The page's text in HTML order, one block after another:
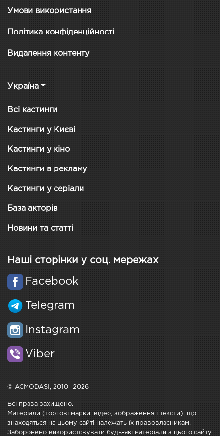
Умови використання
Політика конфіденційності
Видалення контенту
Україна
Всі кастинги
Кастинги у Києві
Кастинги у кіно
Кастинги в рекламу
Кастинги у серіали
База акторів
Новини та статті
Наші сторінки у соц. мережах
Facebook
Telegram
Instagram
Viber
© ACMODASI, 2010 -2026
Всі права захищено.
Матеріали (торгові марки, відео, зображення і тексти), що
знаходяться на цьому сайті належать їх правовласникам.
Заборонено використовувати будь-які матеріали з цього сайту